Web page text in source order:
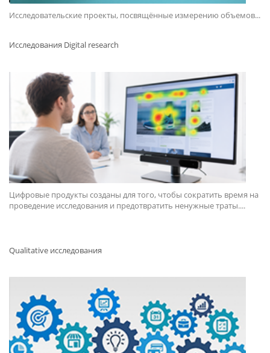
Исследовательские проекты, посвящённые измерению объемов...
Исследования Digital research
Цифровые продукты созданы для того, чтобы сократить время на
проведение исследования и предотвратить ненужные траты....
Qualitative исследования